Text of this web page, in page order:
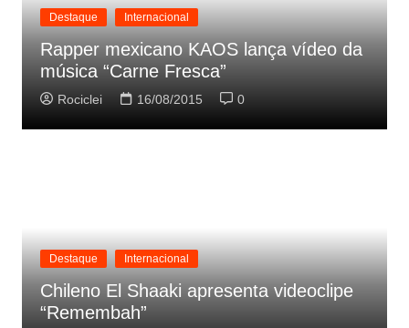
Destaque Internacional
Rapper mexicano KAOS lança vídeo da
música “Carne Fresca”
Rociclei 16/08/2015 0
Destaque Internacional
Chileno El Shaaki apresenta videoclipe
“Remembah”